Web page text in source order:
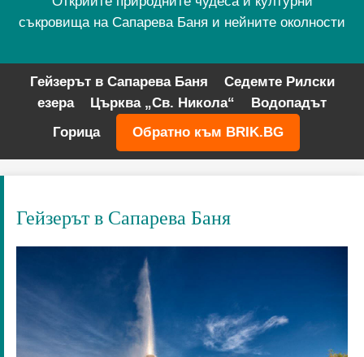
съкровища на Сапарева Баня и нейните околности
Гейзерът в Сапарева Баня
Седемте Рилски
езера
Църква „Св. Никола“
Водопадът
Горица
Обратно към BRIK.BG
Гейзерът в Сапарева Баня